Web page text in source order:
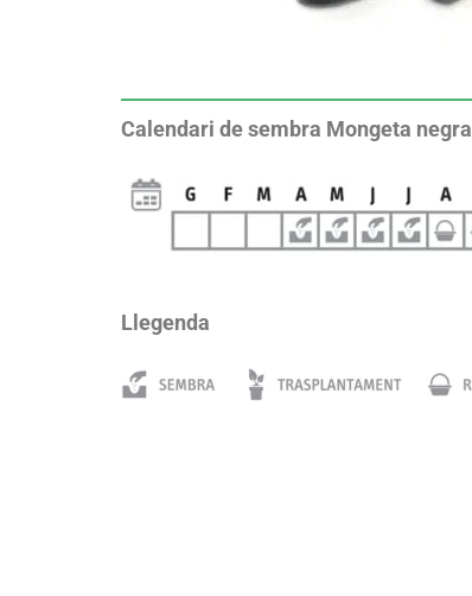
Calendari de sembra Mongeta negra
Llegenda